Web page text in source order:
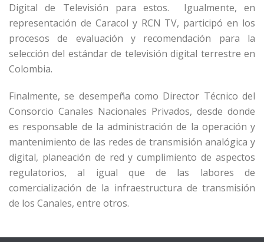
Digital de Televisión para estos. Igualmente, en
representación de Caracol y RCN TV, participó en los
procesos de evaluación y recomendación para la
selección del estándar de televisión digital terrestre en
Colombia.
Finalmente, se desempeña como Director Técnico del
Consorcio Canales Nacionales Privados, desde donde
es responsable de la administración de la operación y
mantenimiento de las redes de transmisión analógica y
digital, planeación de red y cumplimiento de aspectos
regulatorios, al igual que de las labores de
comercialización de la infraestructura de transmisión
de los Canales, entre otros.